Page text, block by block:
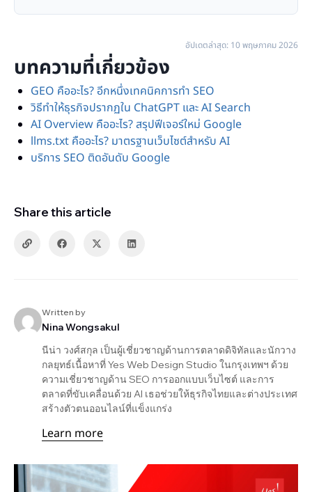
อัปเดตล่าสุด: 10 พฤษภาคม 2026
บทความที่เกี่ยวข้อง
GEO คืออะไร? อีกหนึ่งเทคนิคการทำ SEO
วิธีทำให้ธุรกิจปรากฏใน ChatGPT และ AI Search
AI Overview คืออะไร? สรุปฟีเจอร์ใหม่ Google
llms.txt คืออะไร? มาตรฐานเว็บไซต์สำหรับ AI
บริการ SEO ติดอันดับ Google
Share this article
Written by
Nina Wongsakul
นีน่า วงศ์สกุล เป็นผู้เชี่ยวชาญด้านการตลาดดิจิทัลและนักวาง
กลยุทธ์เนื้อหาที่ Yes Web Design Studio ในกรุงเทพฯ ด้วย
ความเชี่ยวชาญด้าน SEO การออกแบบเว็บไซต์ และการ
ตลาดที่ขับเคลื่อนด้วย AI เธอช่วยให้ธุรกิจไทยและต่างประเทศ
สร้างตัวตนออนไลน์ที่แข็งแกร่ง
Learn more